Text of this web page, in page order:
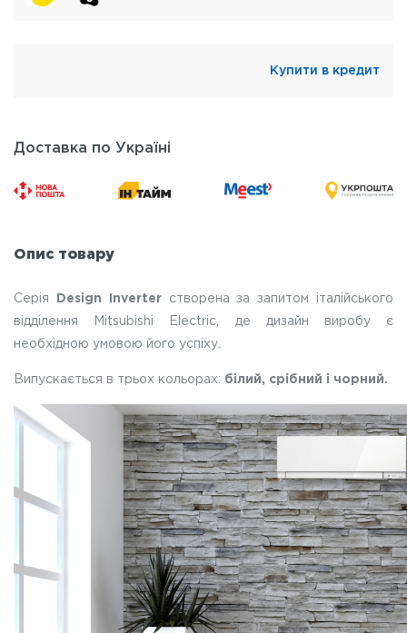
Купити в кредит
Доставка по Україні
Опис товару
Серія Design Inverterстворена за запитом італійського
відділення Mitsubishi Electric, де дизайн виробу є
необхідною умовою його успіху.
Випускається в трьох кольорах: білий, cрібний і чорний.